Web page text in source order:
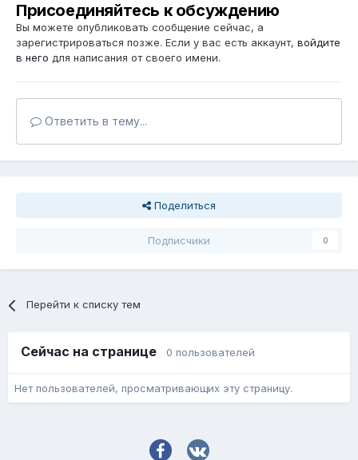
Присоединяйтесь к обсуждению
Вы можете опубликовать сообщение сейчас, а
зарегистрироваться позже. Если у вас есть аккаунт, войдите
в него для написания от своего имени.
Ответить в тему...
Поделиться
Подписчики 0
Перейти к списку тем
Сейчас на странице 0 пользователей
Нет пользователей, просматривающих эту страницу.